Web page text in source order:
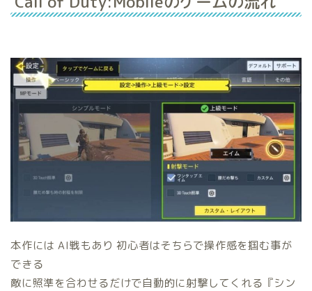
本作には AI戦もあり 初心者はそちらで操作感を掴む事が
できる
敵に照準を合わせるだけで自動的に射撃してくれる『シン